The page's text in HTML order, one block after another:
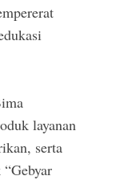
layanan
serta